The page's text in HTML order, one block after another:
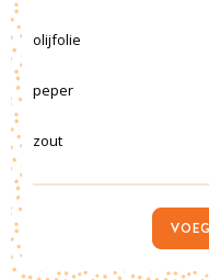
olijfolie
peper
zout